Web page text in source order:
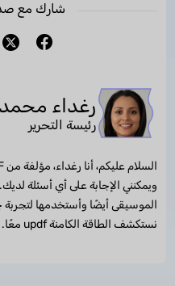
شارك مع
رغداء محمد
رئيسة التحرير
ويمكنني الإجابة على أي أسئلة
الموسيقى أيضًا وأستخدمها لتجربة
نستكشف الطاقة الكامنة updf معًا.